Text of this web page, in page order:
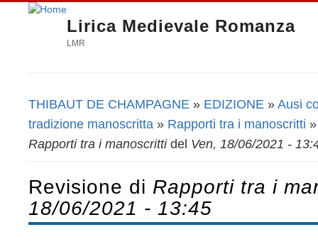
Lirica Medievale Romanza
LMR
Tu sei qui
THIBAUT DE CHAMPAGNE » EDIZIONE » Ausi
tradizione manoscritta » Rapporti tra i manoscritti
Rapporti tra i manoscrittidel Ven, 18/06/2021 -
Revisione di Rapporti tra i
18/06/2021 - 13:45